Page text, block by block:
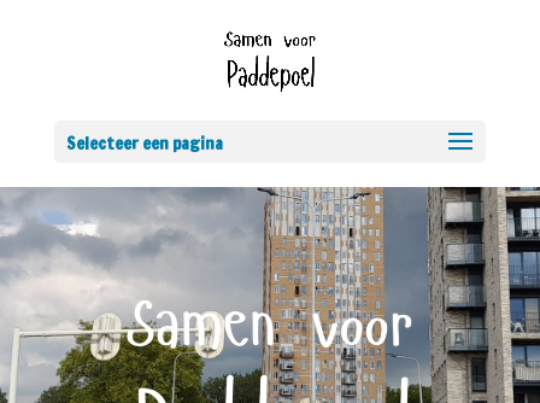
Selecteer een pagina